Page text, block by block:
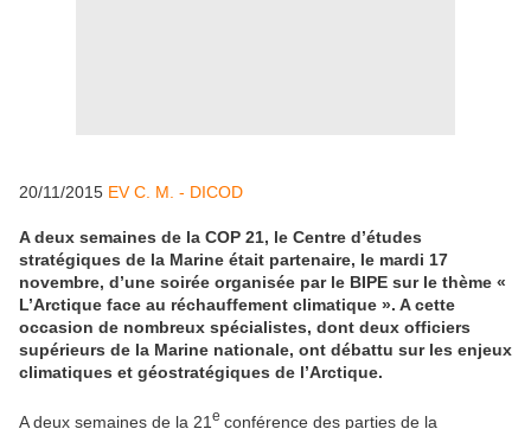
20/11/2015 EV C. M. - DICOD
A deux semaines de la COP 21, le Centre d’études
stratégiques de la Marine était partenaire, le mardi 17
novembre, d’une soirée organisée par le BIPE sur le thème «
L’Arctique face au réchauffement climatique ». A cette
occasion de nombreux spécialistes, dont deux officiers
supérieurs de la Marine nationale, ont débattu sur les enjeux
climatiques et géostratégiques de l’Arctique.
A deux semaines de la 21 e conférence des parties de la